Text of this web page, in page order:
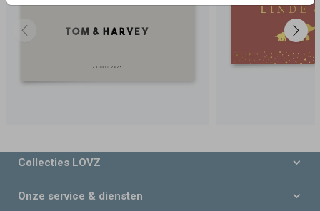
Collecties LOVZ
Onze service & diensten